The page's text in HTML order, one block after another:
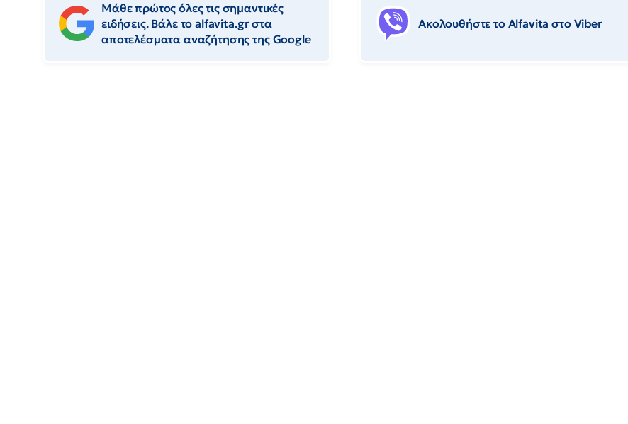
Μάθε πρώτος όλες τις σημαντικές
ειδήσεις. Βάλε το alfavita.gr στα
αποτελέσματα αναζήτησης της Google
Ακολουθήστε το Αlfavita στο Viber